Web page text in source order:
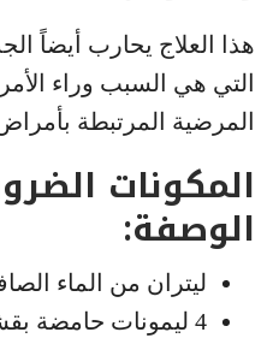
هذا العلاج يحارب أيضاً
التي هي السبب وراء
المرضية المرتبطة
المكونات
الوصفة:
ليتران من الماء
4 ليمونات حامضة بقشرتها